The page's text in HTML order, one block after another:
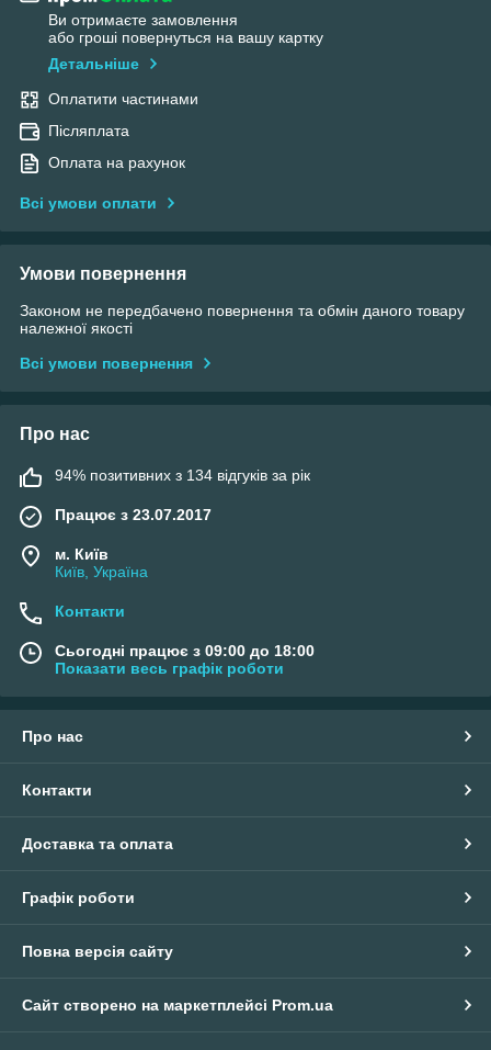
Ви отримаєте замовлення
або гроші повернуться на вашу картку
Детальніше
Оплатити частинами
Післяплата
Оплата на рахунок
Всі умови оплати
Умови повернення
Законом не передбачено повернення та обмін даного товару
належної якості
Всі умови повернення
Про нас
94% позитивних з 134 відгуків за рік
Працює з 23.07.2017
м. Київ
Київ, Україна
Контакти
Сьогодні працює з 09:00 до 18:00
Показати весь графік роботи
Про нас
Контакти
Доставка та оплата
Графік роботи
Повна версія сайту
Сайт створено на маркетплейсі Prom.ua